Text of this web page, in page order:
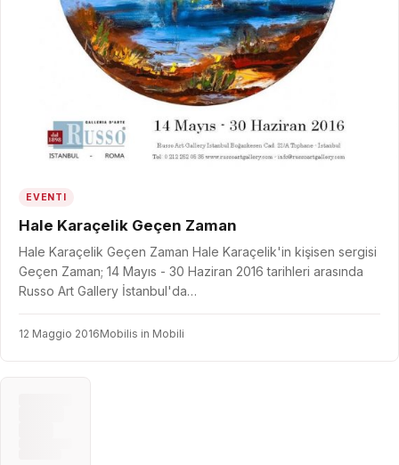
EVENTI
Hale Karaçelik Geçen Zaman
Hale Karaçelik Geçen Zaman Hale Karaçelik'in kişisen sergisi
Geçen Zaman; 14 Mayıs - 30 Haziran 2016 tarihleri arasında
Russo Art Gallery İstanbul'da…
12 Maggio 2016Mobilis in Mobili